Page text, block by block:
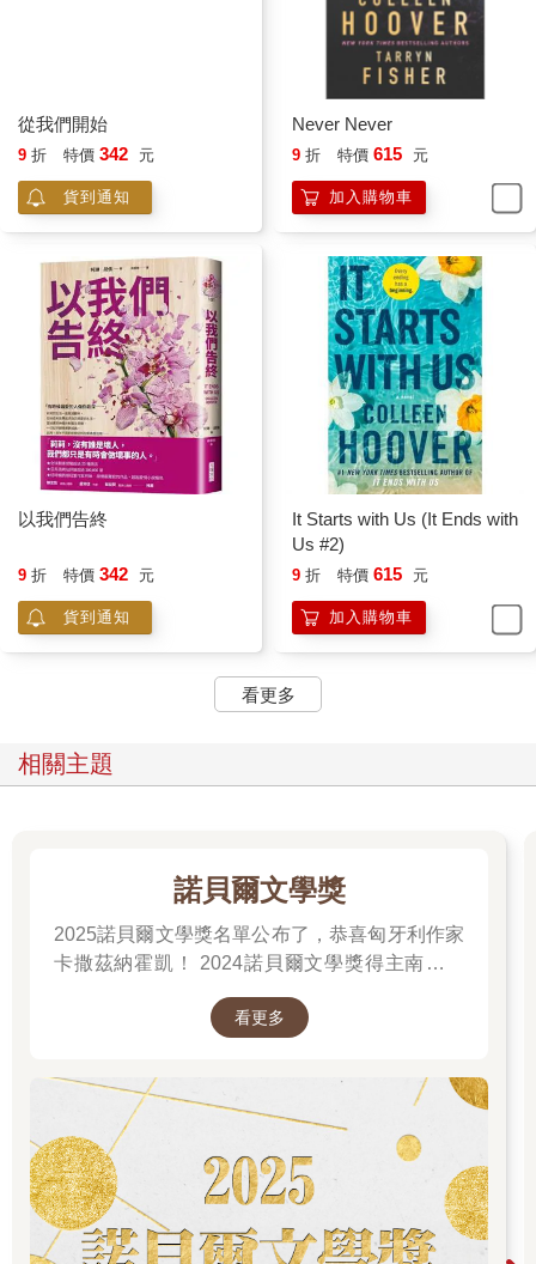
椅子刮過地板，我瑟縮了一下，但他好像沒注意到有人在
看，他不只踹那一腳，還一直踹著椅子，踹了又踹。椅子被他單
腳重擊，卻不屈服，只是朝反方向奔馳而去，離他愈來愈遠。
那張椅子一定是用航海級聚合物做的。我曾經看我父親倒車
撞上航海級聚合材質做的戶外露台桌，結果被那張桌子狠狠嘲笑
有。
這個男的想必意識到自己不是這種高級材質的對手，因為他
終於不再踹那張椅子。現在他站在椅子前方，雙手垂在身體兩
側，緊緊握拳。老實說，我有一點羨慕他。這個人正得意地對露
台家具發洩怒氣。他想必跟我一樣，度過非常糟糕的一天。如果
說，我壓抑了攻擊的念頭，直到怒意轉變成消極的抵抗，而他，
卻有發洩的出口。
以前，我的發洩出口是花草。壓力找來，我會到後花園，把
看見的雜草統統拔除。兩年前搬來波士頓，我沒有了後花園，也
沒有露台，連雜草都沒有。
也許我該花錢買張航海級聚合材質的露台椅。
我用了點時間仔細觀察他，好奇他會不會做什麼，但他只是
站在原地，往下瞪著那張椅子。他的雙手不再緊緊握拳，改插在
腰際，我這才注意到，他的襯衫袖子在二頭肌的位置過度緊繃；
其他地方都很合身，但他的手臂太粗壯了。他伸手往口袋掏東
了一支大麻菸。
我二十三歲了，念過大學，也抽過兩、三次消遣用的大麻。
我不會因為他想私下呼麻而批評他。但問題來了，他並不是「私
下」呼麻，他只是還不曉得這裡有人。
麻，發現我人在這裡。就在我們四目相交時，他停下腳步看我，
臉上沒有驚訝，也沒有感興趣的表情。他離我大約三公尺，星光
「妳叫什麼名字？」他問。
他的聲音觸動我的胃。這可不妙。聲音應該要在耳朵打住，
但有時候、極少數的情況，聲音可是會貫穿耳膜，直直往下竄，
在體內迴盪。他就有著那樣的嗓音—深沉、有自信，聽起來滑順
我沒有回答，於是他把菸捲放回嘴邊，又抽一口。
「莉莉。」我終於開口。
從我們開始
9 折 特價 342 元
貨到通知
Never Never
9 折 特價 615 元
加入購物車
以我們告終
9 折 特價 342 元
貨到通知
It Starts with Us (It Ends with
Us #2)
9 折 特價 615 元
加入購物車
看更多
相關主題
諾貝爾文學獎
2025諾貝爾文學獎名單公布了，恭喜匈牙利作家
卡撒茲納霍凱！ 2024諾貝爾文學獎得主南韓女
作家──韓江 新書出版。 更多精彩好看的得獎作
看更多